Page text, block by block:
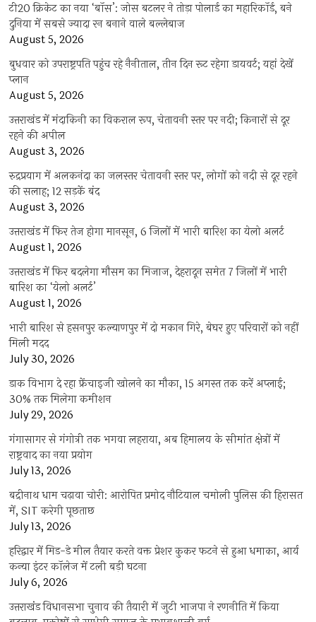
टी20 क्रिकेट का नया ‘बॉस’: जोस बटलर ने तोड़ा पोलार्ड का महारिकॉर्ड, बने
दुनिया में सबसे ज्यादा रन बनाने वाले बल्लेबाज
August 5, 2026
बुधवार को उपराष्ट्रपति पहुंच रहे नैनीताल, तीन दिन रूट रहेगा डायवर्ट; यहां देखें
प्‍लान
August 5, 2026
उत्तराखंड में मंदाकिनी का विकराल रूप, चेतावनी स्तर पर नदी; किनारों से दूर
रहने की अपील
August 3, 2026
रुद्रप्रयाग में अलकनंदा का जलस्तर चेतावनी स्तर पर, लोगों को नदी से दूर रहने
की सलाह; 12 सड़कें बंद
August 3, 2026
उत्तराखंड में फिर तेज होगा मानसून, 6 जिलों में भारी बारिश का येलो अलर्ट
August 1, 2026
उत्तराखंड में फिर बदलेगा मौसम का मिजाज, देहरादून समेत 7 जिलों में भारी
बारिश का ‘येलो अलर्ट’
August 1, 2026
भारी बारिश से हसनपुर कल्याणपुर में दो मकान गिरे, बेघर हुए परिवारों को नहीं
मिली मदद
July 30, 2026
डाक विभाग दे रहा फ्रेंचाइजी खोलने का मौका, 15 अगस्त तक करें अप्लाई;
30% तक मिलेगा कमीशन
July 29, 2026
गंगासागर से गंगोत्री तक भगवा लहराया, अब हिमालय के सीमांत क्षेत्रों में
राष्ट्रवाद का नया प्रयोग
July 13, 2026
बद्रीनाथ धाम चढ़ावा चोरी: आरोपित प्रमोद नौटियाल चमोली पुलिस की हिरासत
में, SIT करेगी पूछताछ
July 13, 2026
हरिद्वार में मिड-डे मील तैयार करते वक्त प्रेशर कुकर फटने से हुआ धमाका, आर्य
कन्या इंटर कॉलेज में टली बड़ी घटना
July 6, 2026
उत्तराखंंड विधानसभा चुनाव की तैयारी में जुटी भाजपा ने रणनीति में किया